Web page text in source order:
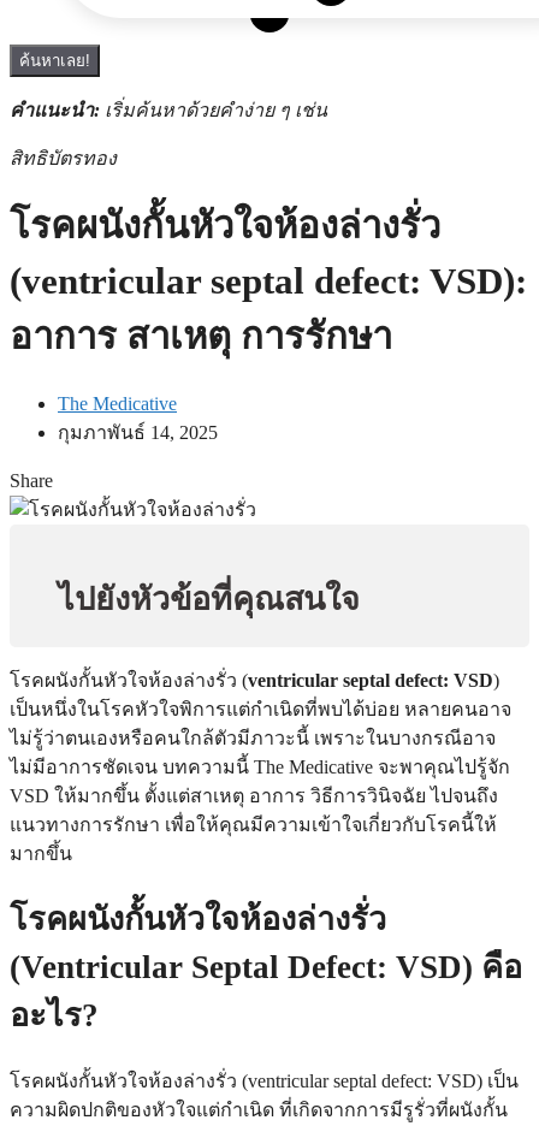
ค้นหาเลย!
คำแนะนำ: เริ่มค้นหาด้วยคำง่าย ๆ เช่น
สิทธิบัตรทอง
โรคผนังกั้นหัวใจห้องล่างรั่ว
(ventricular septal defect: VSD):
อาการ สาเหตุ การรักษา
The Medicative
กุมภาพันธ์ 14, 2025
Share
ไปยังหัวข้อที่คุณสนใจ
โรคผนังกั้นหัวใจห้องล่างรั่ว (ventricular septal defect: VSD)
เป็นหนึ่งในโรคหัวใจพิการแต่กำเนิดที่พบได้บ่อย หลายคนอาจ
ไม่รู้ว่าตนเองหรือคนใกล้ตัวมีภาวะนี้ เพราะในบางกรณีอาจ
ไม่มีอาการชัดเจน บทความนี้ The Medicative จะพาคุณไปรู้จัก
VSD ให้มากขึ้น ตั้งแต่สาเหตุ อาการ วิธีการวินิจฉัย ไปจนถึง
แนวทางการรักษา เพื่อให้คุณมีความเข้าใจเกี่ยวกับโรคนี้ให้
มากขึ้น
โรคผนังกั้นหัวใจห้องล่างรั่ว
(Ventricular Septal Defect: VSD) คือ
อะไร?
โรคผนังกั้นหัวใจห้องล่างรั่ว (ventricular septal defect: VSD) เป็น
ความผิดปกติของหัวใจแต่กำเนิด ที่เกิดจากการมีรูรั่วที่ผนังกั้น